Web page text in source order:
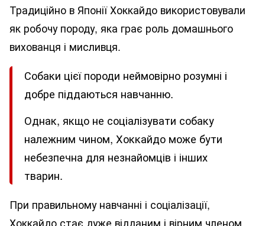
Традиційно в Японії Хоккайдо використовували
як робочу породу, яка грає роль домашнього
вихованця і мисливця.
Собаки цієї породи неймовірно розумні і
добре піддаються навчанню.
Однак, якщо не соціалізувати собаку
належним чином, Хоккайдо може бути
небезпечна для незнайомців і інших
тварин.
При правильному навчанні і соціалізації,
Хоккайдо стає дуже відданим і вірним членом